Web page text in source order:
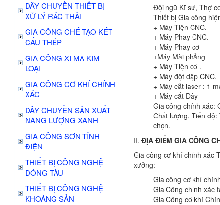
DÂY CHUYỀN THIẾT BỊ
XỬ LÝ RÁC THẢI
GIA CÔNG CHẾ TẠO KẾT
CẤU THÉP
GIA CÔNG XI MẠ KIM
LOẠI
GIA CÔNG CƠ KHÍ CHÍNH
XÁC
DÂY CHUYỀN SẢN XUẤT
NĂNG LƯỢNG XANH
GIA CÔNG SƠN TĨNH
ĐIỆN
THIẾT BỊ CÔNG NGHỆ
ĐÓNG TÀU
THIẾT BỊ CÔNG NGHỆ
KHOÁNG SẢN
Đội ngũ Kĩ sư, Thợ
Thiết bị Gia công
+ Máy Tiện CNC.
+ Máy Phay CNC.
+ Máy Phay cơ
+Máy Mài phẳng .
+ Máy Tiện cơ .
+ Máy đột dập CNC.
+ Máy cắt laser : 1
+ Máy cắt Dây
Gia công chính xác:
Chất lượng, Tiến
chọn.
II.ĐỊAĐIỂM GIA CÔNG
Gia công cơ khí chính xác
xưởng:
Gia công cơ khí
Gia Công chính xác
Gia Công cơ khí